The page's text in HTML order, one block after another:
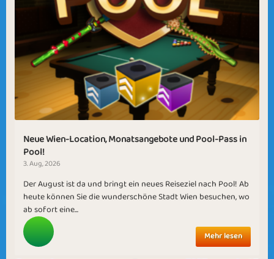
Neue Wien-Location, Monatsangebote und Pool-Pass in
Pool!
3. Aug, 2026
Der August ist da und bringt ein neues Reiseziel nach Pool! Ab
heute können Sie die wunderschöne Stadt Wien besuchen, wo
ab sofort eine...
Mehr lesen